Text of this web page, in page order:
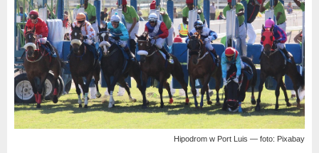
Hipodrom w Port Luis — foto: Pixabay